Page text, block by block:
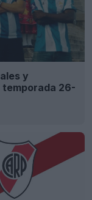
y
temporada 26-